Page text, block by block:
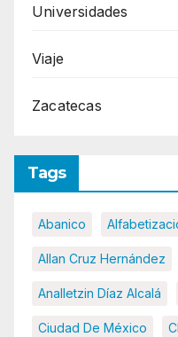
Universidades
Viaje
Zacatecas
Tags
Abanico
Allan Cruz Hernández
Analletzin Díaz Alcalá
Ciudad De México